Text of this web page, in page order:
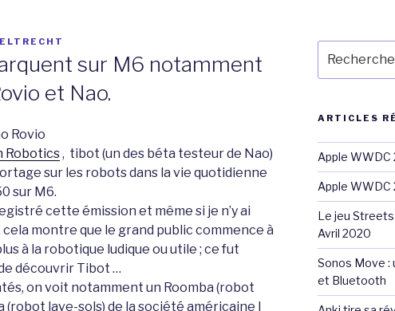
sur M6 notamment
et Nao.
Robotics, tibot (un des béta testeur de Nao)
sur les robots dans la vie quotidienne
sur M6.
cette émission et même si je n’y ai
montre que le grand public commence à
à la robotique ludique ou utile ; ce fut
découvrir Tibot …
on voit notamment un Roomba (robot
lave-sols) de la société américaine I
pour
:
ARTICLES
Apple WWDC
Apple WWDC
Le jeu
Avril 2020
Sonos Move :
et Bluetooth